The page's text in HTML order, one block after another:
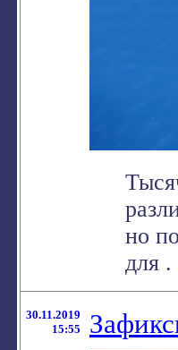
но
для .
30.11.2019
15:55